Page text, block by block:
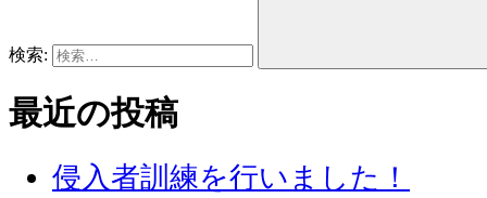
検索:
最近の投稿
侵入者訓練を行いました！